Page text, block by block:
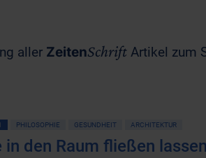
aller ZeitenSchrift Artikel zum
PHILOSOPHIE GESUNDHEIT ARCHITEKTUR
in den Raum fließen lassen